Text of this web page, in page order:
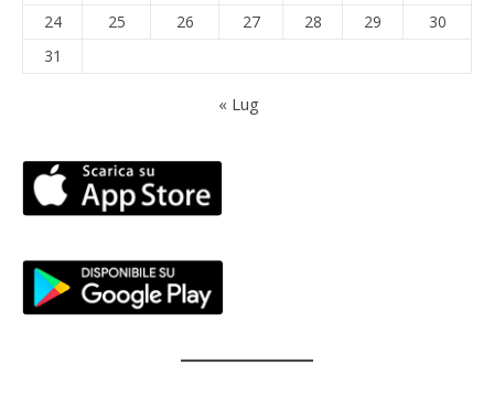
24
25 26 27 28 29
30
31
« Lug